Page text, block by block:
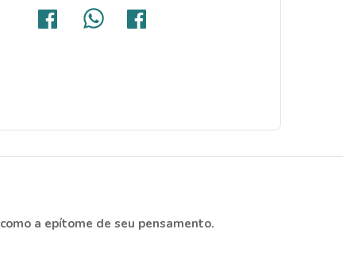
como a epítome de seu pensamento.